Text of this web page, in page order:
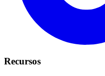
Recursos